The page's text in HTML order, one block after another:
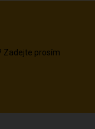
Zadejte prosím